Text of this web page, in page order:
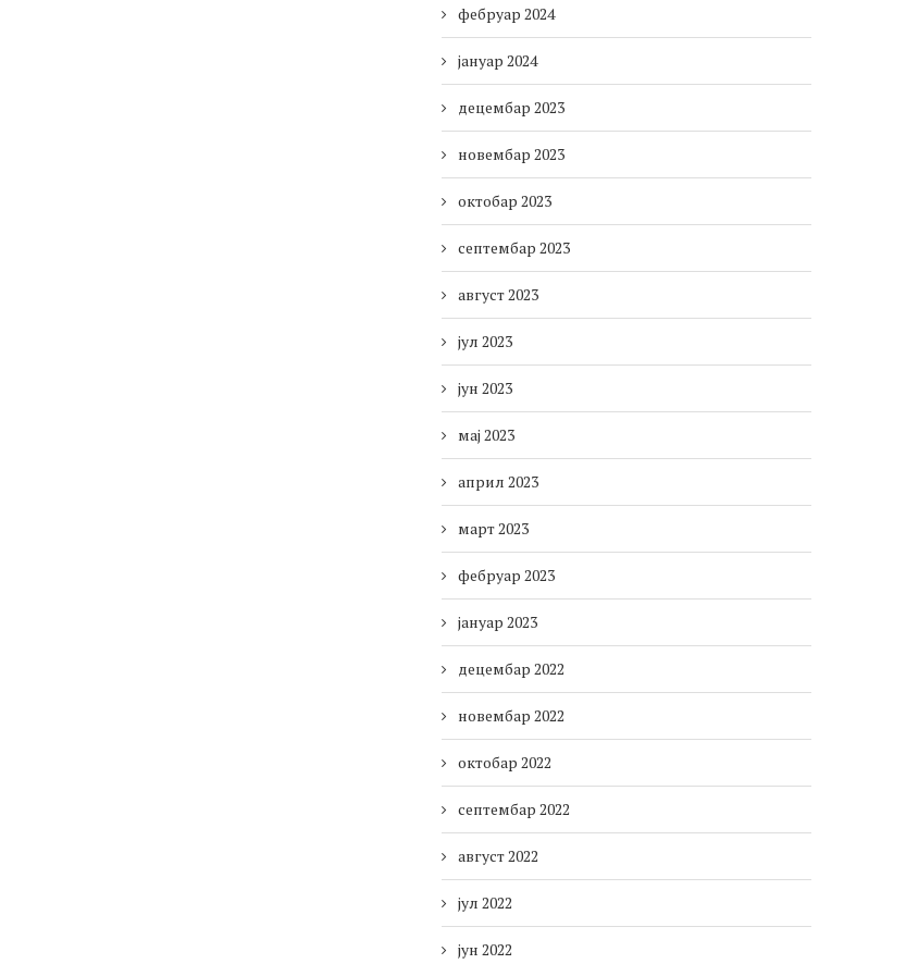
фебруар 2024
јануар 2024
децембар 2023
новембар 2023
октобар 2023
септембар 2023
август 2023
јул 2023
јун 2023
мај 2023
април 2023
март 2023
фебруар 2023
јануар 2023
децембар 2022
новембар 2022
октобар 2022
септембар 2022
август 2022
јул 2022
јун 2022